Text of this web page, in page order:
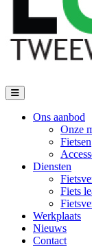
Ons aanbod
Onze
Fietsen
Diensten
Fiets
Werkplaats
Nieuws
Contact